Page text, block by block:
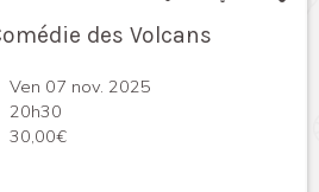
des Volcans
Ven 07 nov. 2025
20h30
30,00€